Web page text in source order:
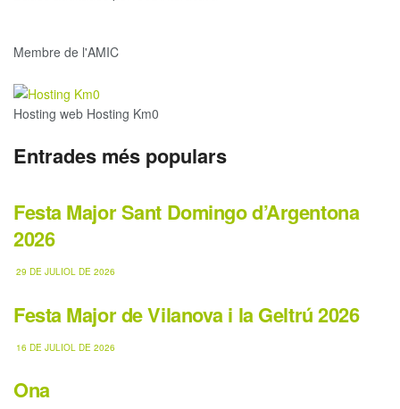
Membre de l'AMIC
Hosting web Hosting Km0
Entrades més populars
Festa Major Sant Domingo d’Argentona
2026
29 DE JULIOL DE 2026
Festa Major de Vilanova i la Geltrú 2026
16 DE JULIOL DE 2026
Ona